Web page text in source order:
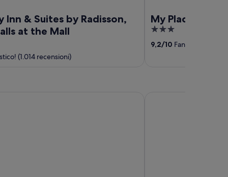
Inn & Suites by Radisson,
at the Mall
(1.014 recensioni)
My Place
3
out
of
9,2/10 Fantastico! (939